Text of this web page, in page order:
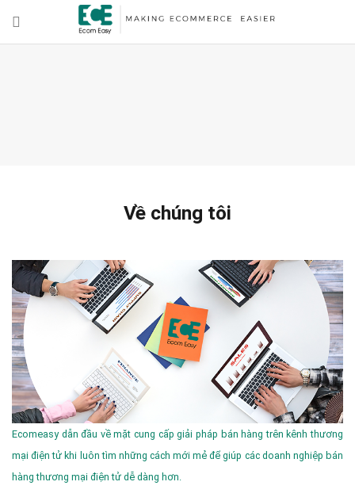
Về chúng tôi
Ecomeasy dẫn đầu về mặt cung cấp giải pháp bán hàng trên kênh thương
mại điện tử khi luôn tìm những cách mới mẻ để giúp các doanh nghiệp bán
hàng thương mại điện tử dễ dàng hơn.